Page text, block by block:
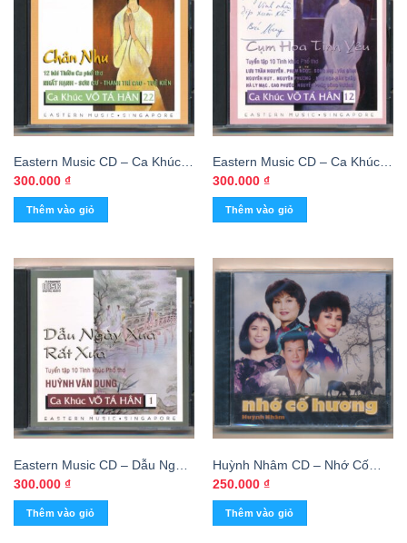
Eastern Music CD – Ca Khúc
Võ Tá Hân 22 – Chân Như
300.000 ₫
Thêm vào giỏ
Eastern Music CD – Ca Khúc
Võ Tá Hân 12 – Cụm Hoa Tình
Yêu (KGTUS)
300.000 ₫
Thêm vào giỏ
Eastern Music CD – Dẫu Ngày
Xưa Rất Xưa – Tuyển Tập 10
Tình Khúc Phổ Thơ Hoàng Văn
Dung – Ca Khúc Võ Tá Hân 1
300.000 ₫
Thêm vào giỏ
Huỳnh Nhâm CD – Nhớ Cố
Hương – Kim Tước – Anh
Dũng – Quỳnh Giao – Mai
Hương
250.000 ₫
Thêm vào giỏ